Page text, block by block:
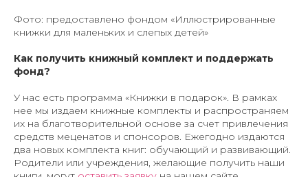
Фото: предоставлено фондом «Иллюстрированные
книжки для маленьких и слепых детей»
Как получить книжный комплект и поддержать
фонд?
У нас есть программа «Книжки в подарок». В рамках
нее мы издаем книжные комплекты и распространяем
их на благотворительной основе за счет привлечения
средств меценатов и спонсоров. Ежегодно издаются
два новых комплекта книг: обучающий и развивающий.
Родители или учреждения, желающие получить наши